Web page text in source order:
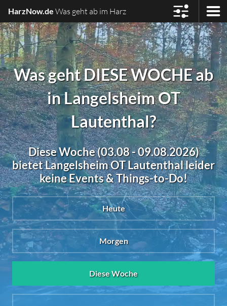
HarzNow.de Was geht ab im Harz
Was geht DIESE WOCHE ab
in Langelsheim OT
Lautenthal?
Diese Woche (03.08 - 09.08.2026)
bietet Langelsheim OT Lautenthal leider
keine Events & Things-to-Do!
Heute
Morgen
Diese Woche